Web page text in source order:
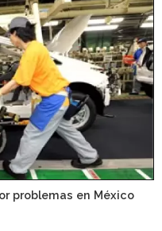
problemas en México